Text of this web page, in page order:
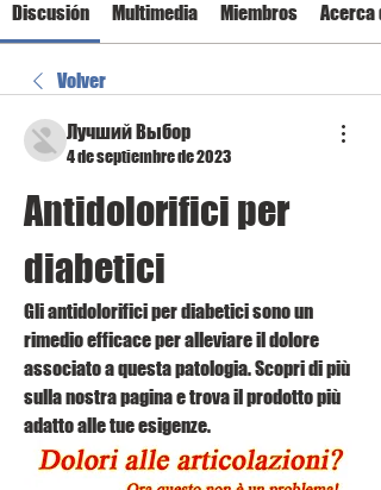
Discusión Multimedia Miembros Acerca
Volver
Лучший Выбор
4 de septiembre de 2023
Antidolorifici per
diabetici
Gli antidolorifici per diabetici sono un
rimedio efficace per alleviare il dolore
associato a questa patologia. Scopri di più
sulla nostra pagina e trova il prodotto più
adatto alle tue esigenze.